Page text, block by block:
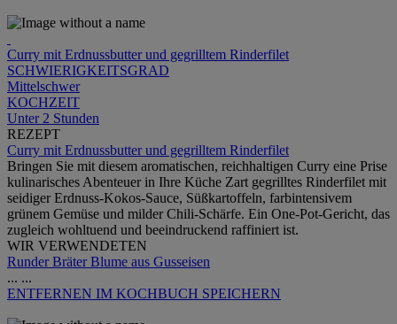
Curry mit Erdnussbutter und gegrilltem Rinderfilet
SCHWIERIGKEITSGRAD
Mittelschwer
KOCHZEIT
Unter 2 Stunden
REZEPT
Curry mit Erdnussbutter und gegrilltem Rinderfilet
Bringen Sie mit diesem aromatischen, reichhaltigen Curry eine Prise
kulinarisches Abenteuer in Ihre Küche Zart gegrilltes Rinderfilet mit
seidiger Erdnuss-Kokos-Sauce, Süßkartoffeln, farbintensivem
grünem Gemüse und milder Chili-Schärfe. Ein One-Pot-Gericht, das
zugleich wohltuend und beeindruckend raffiniert ist.
WIR VERWENDETEN
Runder Bräter Blume aus Gusseisen
... ...
ENTFERNEN IM KOCHBUCH SPEICHERN